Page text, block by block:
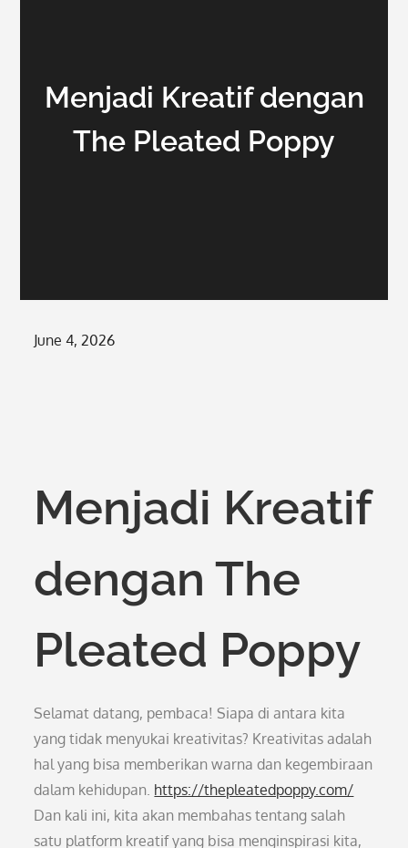
Menjadi Kreatif dengan
The Pleated Poppy
Posted
June 4, 2026
Menjadi Kreatif
dengan The
Pleated Poppy
Selamat datang, pembaca! Siapa di antara kita
yang tidak menyukai kreativitas? Kreativitas adalah
hal yang bisa memberikan warna dan kegembiraan
dalam kehidupan. https://thepleatedpoppy.com/
Dan kali ini, kita akan membahas tentang salah
satu platform kreatif yang bisa menginspirasi kita,